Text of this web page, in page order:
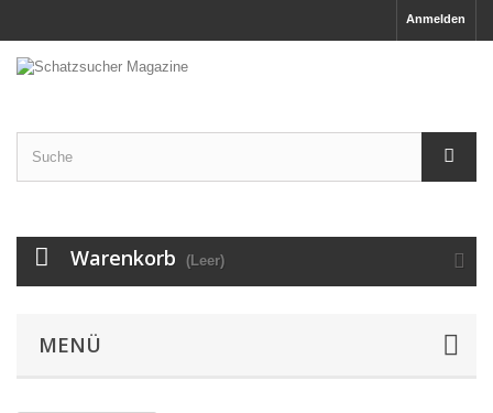
Anmelden
Warenkorb (Leer)
MENÜ